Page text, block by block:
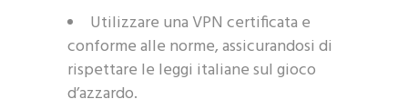
Utilizzare una VPN certificata e
conforme alle norme, assicurandosi di
rispettare le leggi italiane sul gioco
d’azzardo.